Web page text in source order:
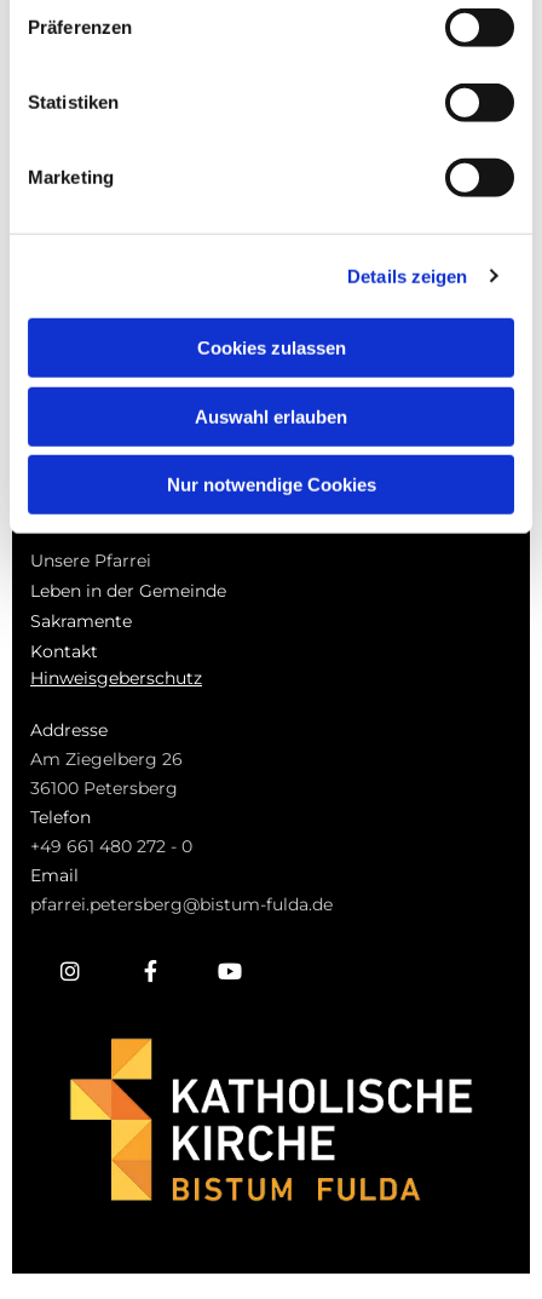
Präferenzen
Statistiken
Marketing
Details zeigen
Cookies zulassen
Auswahl erlauben
Nur notwendige Cookies
Feed
Startseite
Pfarrbrief | Termine |
Unsere Pfarrei
Leben in der Gemeinde
Sakramente
Kontakt
Hinweisgeberschutz
Addresse
Am Ziegelberg 26
36100 Petersberg
Telefon
+49 661 480 272 - 0
Email
pfarrei.petersberg@bistum-fulda.de